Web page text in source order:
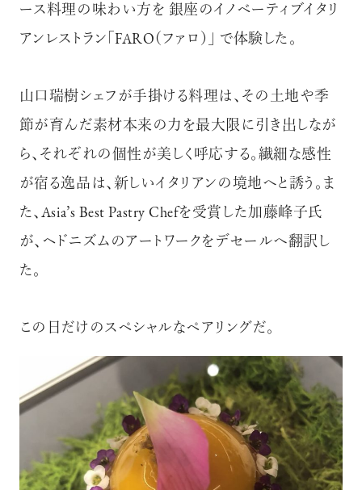
ース料理の味わい方を 銀座のイノベーティブイタリ
アンレストラン「FARO（ファロ）」 で体験した。
山口瑞樹シェフが手掛ける料理は、その土地や季
節が育んだ素材本来の力を最大限に引き出しなが
ら、それぞれの個性が美しく呼応する。繊細な感性
が宿る逸品は、新しいイタリアンの境地へと誘う。ま
た、Asia’s Best Pastry Chefを受賞した加藤峰子氏
が、ヘドニズムのアートワークをデセールへ翻訳し
た。
この日だけのスペシャルなペアリングだ。